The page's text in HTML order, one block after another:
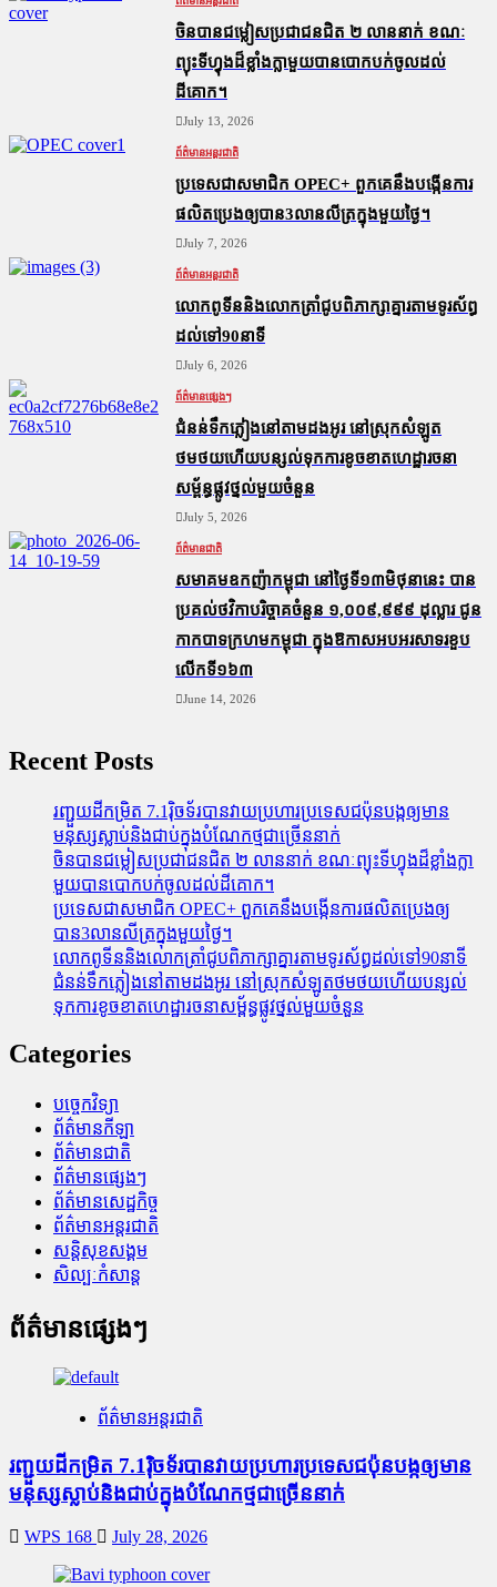
ចិនបានជម្លៀសប្រជាជនជិត ២ លាននាក់ ខណៈ
ព្យុះទីហ្វុងដ៏ខ្លាំងក្លាមួយបានបោកបក់ចូលដល់
ដីគោក។
July 13, 2026
ព័ត៌មានអន្តរជាតិ
ប្រទេសជាសមាជិក OPEC+​ ពួកគេនឹងបង្កើនការ
ផលិតប្រេងឲ្យបាន3លានលីត្រក្នុងមួយថ្ងៃ។
July 7, 2026
ព័ត៌មានអន្តរជាតិ
លោកពូទីននិងលោកត្រាំជូបពិភាក្សាគ្នារតាមទូរស័ព្ធ
ដល់ទៅ90នាទី
July 6, 2026
ព័ត៌មានផ្សេងៗ
ជំនន់​ទឹកភ្លៀង​នៅ​តាម​ដងអូរ​ នៅ​ស្រុក​សំឡូត​
ថមថយ​ហើយ​បន្សល់​ទុក​ការ​ខូចខាត​ហេដ្ឋារចនា
សម្ព័ន្ធ​ផ្លូវថ្នល់​មួយ​ចំនួន
July 5, 2026
ព័ត៌មានជាតិ
សមាគមឧកញ៉ាកម្ពុជា នៅថ្ងៃទី១៣មិថុនានេះ បាន
ប្រគល់ថវិកាបរិច្ចាគចំនួន ១,០០៩,៩៩៩ ដុល្លារ ជូន
កាកបាទក្រហមកម្ពុជា ក្នុងឱកាសអបអរសាទរខួប
លើកទី១៦៣
June 14, 2026
Recent Posts
រញ្ជួយដីកម្រិត​ 7.1រ៉ិចទ័របានវាយប្រហារប្រទេសជប៉ុនបង្កឲ្យមាន
មនុស្សស្លាប់​និង​ជាប់ក្នុងបំណែកថ្មជាច្រើននាក់
ចិនបានជម្លៀសប្រជាជនជិត ២ លាននាក់ ខណៈព្យុះទីហ្វុងដ៏ខ្លាំងក្លា
មួយបានបោកបក់ចូលដល់ដីគោក។
ប្រទេសជាសមាជិក OPEC+​ ពួកគេនឹងបង្កើនការផលិតប្រេងឲ្យ
បាន3លានលីត្រក្នុងមួយថ្ងៃ។
លោកពូទីននិងលោកត្រាំជូបពិភាក្សាគ្នារតាមទូរស័ព្ធដល់ទៅ90នាទី
ជំនន់​ទឹកភ្លៀង​នៅ​តាម​ដងអូរ​ នៅ​ស្រុក​សំឡូត​ថមថយ​ហើយ​បន្សល់​
ទុក​ការ​ខូចខាត​ហេដ្ឋារចនាសម្ព័ន្ធ​ផ្លូវថ្នល់​មួយ​ចំនួន
Categories
បច្ចេកវិទ្យា
ព័ត៌មានកីឡា
ព័ត៌មានជាតិ
ព័ត៌មានផ្សេងៗ
ព័ត៌មានសេដ្ឋកិច្ច
ព័ត៌មានអន្តរជាតិ
សន្តិសុខសង្គម
សិល្បៈកំសាន្ត
ព័ត៌មានផ្សេងៗ
ព័ត៌មានអន្តរជាតិ
រញ្ជួយដីកម្រិត​ 7.1រ៉ិចទ័របានវាយប្រហារប្រទេសជប៉ុនបង្កឲ្យមាន
មនុស្សស្លាប់​និង​ជាប់ក្នុងបំណែកថ្មជាច្រើននាក់
WPS 168 July 28, 2026